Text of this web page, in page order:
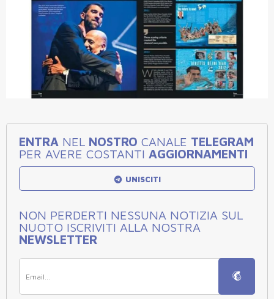
ENTRA NEL NOSTRO CANALE TELEGRAM
PER AVERE COSTANTI AGGIORNAMENTI
UNISCITI
NON PERDERTI NESSUNA NOTIZIA SUL
NUOTO ISCRIVITI ALLA NOSTRA
NEWSLETTER